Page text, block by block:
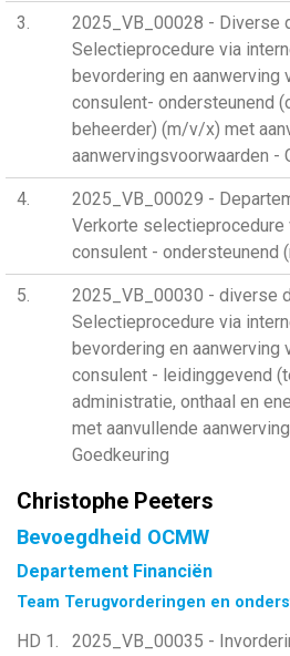
3
2025_VB_00028 - Diverse
Selectieprocedure via
bevordering en aanwerving
consulent- ondersteunend
beheerder) (m/v/x) met
aanwervingsvoorwaarden -
4
2025_VB_00029 -
Verkorte selectieprocedure
consulent - ondersteunend
5
2025_VB_00030 - diverse
Selectieprocedure via
bevordering en aanwerving
consulent - leidinggevend
administratie, onthaal en
met aanvullende
Goedkeuring
Christophe Peeters
Bevoegdheid OCMW
Departement Financiën
Team Terugvorderingen en
HD 1
2025_VB_00035 -